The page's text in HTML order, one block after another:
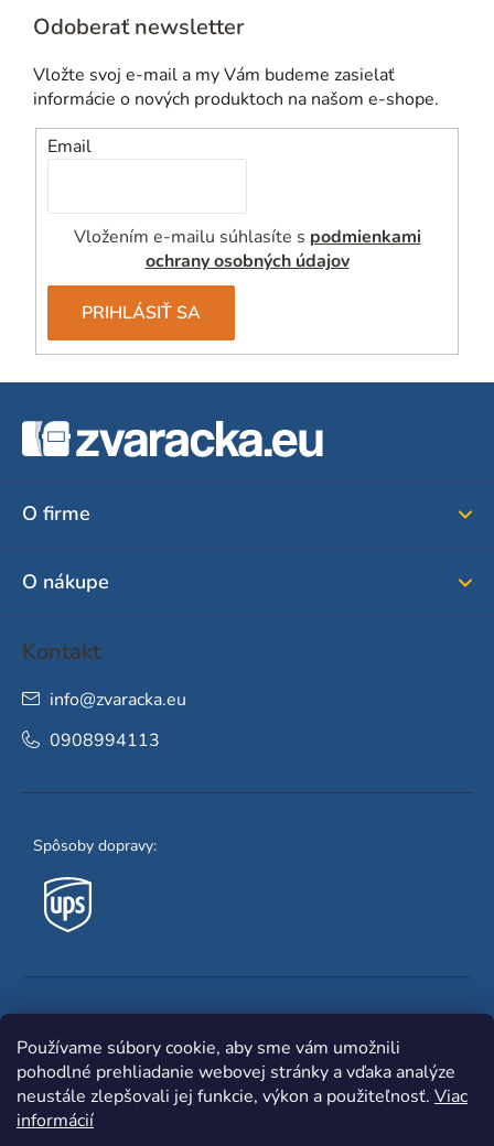
Používame súbory cookie, aby sme vám umožnili
pohodlné prehliadanie webovej stránky a vďaka analýze
neustále zlepšovali jej funkcie, výkon a použiteľnosť. Viac
informácií
ý
Odoberať newsletter
Vložte svoj e-mail a my Vám budeme zasielať
informácie o nových produktoch na našom e-shope.
Email
Vložením e-mailu súhlasíte s podmienkami
ochrany osobných údajov
PRIHLÁSIŤ SA
O firme
O nákupe
Kontakt
info@zvaracka.eu
0908994113
Spôsoby dopravy: